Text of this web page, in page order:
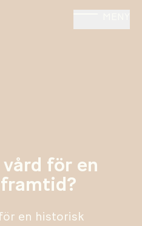
vård för en
en historisk